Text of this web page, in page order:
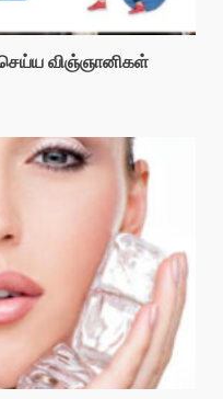
செய்ய விஞ்ஞானிகள்